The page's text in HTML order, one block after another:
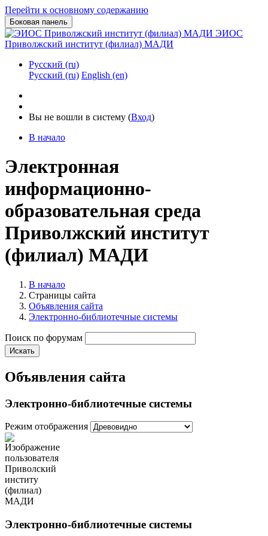
Перейти к основному содержанию
Боковая панель
ЭИОС
Приволжский институт (филиал) МАДИ
Русский ‎(ru)‎
Русский ‎(ru)‎ English ‎(en)‎
Вы не вошли в систему (Вход)
В начало
Электронная
информационно-
образовательная среда
Приволжский институт
(филиал) МАДИ
В начало
Страницы сайта
Объявления сайта
Электронно-библиотечные системы
Поиск по форумам
Искать
Объявления сайта
Электронно-библиотечные системы
Режим отображения
Электронно-библиотечные системы